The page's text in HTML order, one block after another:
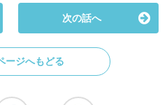
次の話へ
ージへもどる